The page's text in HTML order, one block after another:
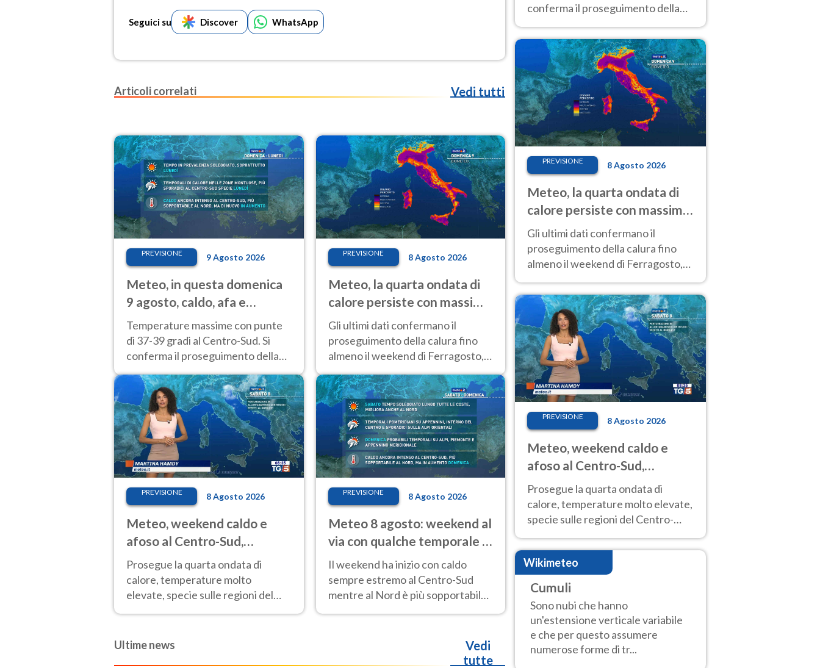
Seguici su Discover WhatsApp
Articoli correlati Vedi tutti
PREVISIONE 9 Agosto 2026
Meteo, in questa domenica
9 agosto, caldo, afa e
temporali di calore
Temperature massime con punte
di 37-39 gradi al Centro-Sud. Si
conferma il proseguimento della
calura fino almeno a tutto il
weekend di Ferragosto
PREVISIONE 8 Agosto 2026
Meteo, la quarta ondata di
calore persiste con massime
sempre molto elevate
Gli ultimi dati confermano il
proseguimento della calura fino
almeno il weekend di Ferragosto,
con tendenza a una nuova
intensificazione prossima
settimana
PREVISIONE 8 Agosto 2026
Meteo, weekend caldo e
afoso al Centro-Sud,
temporali sui rilievi
Prosegue la quarta ondata di
calore, temperature molto
elevate, specie sulle regioni del
PREVISIONE 8 Agosto 2026
Meteo 8 agosto: weekend al
via con qualche temporale e
caldo estremo al Centro-Sud
Il weekend ha inizio con caldo
sempre estremo al Centro-Sud
mentre al Nord è più sopportabile
Ultime news
Vedi
tutte
conferma il proseguimento della
weekend di Ferragosto
PREVISIONE 8 Agosto 2026
Meteo, la quarta ondata di
calore persiste con massime
sempre molto elevate
Gli ultimi dati confermano il
proseguimento della calura fino
almeno il weekend di Ferragosto,
intensificazione prossima
settimana
PREVISIONE 8 Agosto 2026
Meteo, weekend caldo e
afoso al Centro-Sud,
temporali sui rilievi
Prosegue la quarta ondata di
calore, temperature molto elevate,
specie sulle regioni del Centro-
aree montuose
Wikimeteo
Cumuli
Sono nubi che hanno
un'estensione verticale variabile
e che per questo assumere
numerose forme di tr...